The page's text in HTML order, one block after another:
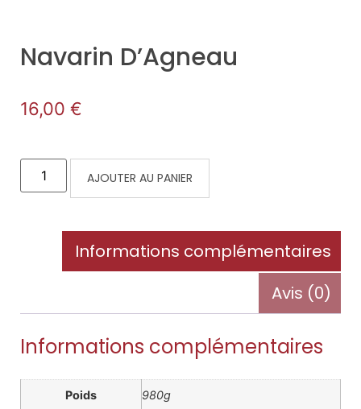
Navarin D’Agneau
16,00 €
AJOUTER AU PANIER
Informations complémentaires
Avis (0)
Informations complémentaires
Poids 980g